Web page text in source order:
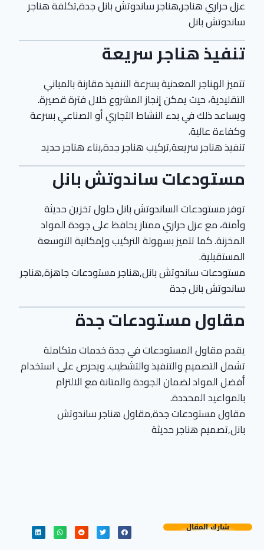
عزل حراري هناجر,هناجر ساندوتش بانل جدة,تكلفة هناجر
ساندوتش بانل
تنفيذ هناجر سريعة
تتميز الهناجر المعدنية بسرعة التنفيذ مقارنة بالمباني
التقليدية، حيث يمكن إنجاز المشروع خلال فترة قصيرة.
ويساعد ذلك في بدء النشاط التجاري أو الصناعي بسرعة
وكفاءة عالية.
تنفيذ هناجر سريعة,تركيب هناجر جدة,بناء هناجر حديد
مستودعات ساندوتش بانل
توفر مستودعات الساندوتش بانل حلول تخزين حديثة
وآمنة، مع عزل حراري ممتاز يحافظ على جودة المواد
المخزنة. كما تتميز بسهولة التركيب وإمكانية التوسعة
المستقبلية.
مستودعات ساندوتش بانل,هناجر مستودعات جاهزة,هناجر
ساندوتش بانل جدة
مقاول مستودعات جدة
يقدم مقاول المستودعات في جدة خدمات متكاملة
تشمل التصميم والتنفيذ والتشطيب. ويحرص على استخدام
أفضل المواد لضمان الجودة والمتانة مع الالتزام
بالمواعيد المحددة.
مقاول مستودعات جدة,مقاول هناجر ساندوتش
بانل,تصميم هناجر حديثة
شارك المقال